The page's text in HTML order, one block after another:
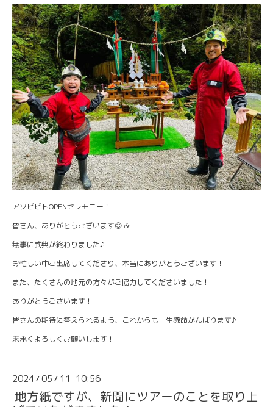
アソビビトOPENセレモニー！
皆さん、ありがとうございます😊🎶
無事に式典が終わりました♪
お忙しい中ご出席してくださり、本当にありがとうございます！
また、たくさんの地元の方々がご協力してくださいました！
ありがとうございます！
皆さんの期待に答えられるよう、これからも一生懸命がんばります♪
末永くよろしくお願いします！
2024/05 / 11 10:56
地方紙ですが、新聞にツアーのことを取り上